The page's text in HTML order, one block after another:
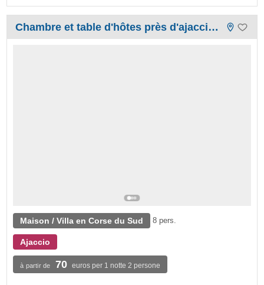
Chambre et table d'hôtes près d'ajaccio. vue mer
Maison / Villa en Corse du Sud 8 pers.
Ajaccio
à partir de 70 euros per 1 notte 2 persone